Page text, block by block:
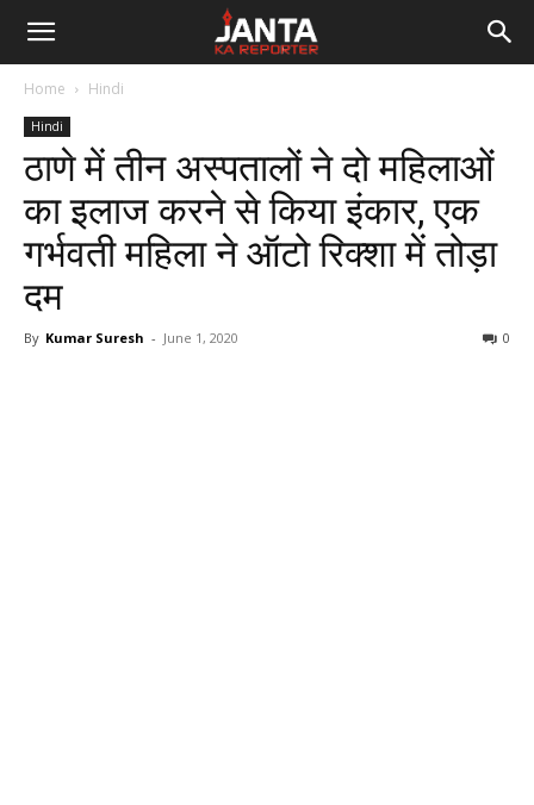
Janta
Reporter
Home Hindi
Hindi
ठाणे में तीन अस्पतालों ने दो महिलाओं
का इलाज करने से किया इंकार, एक
गर्भवती महिला ने ऑटो रिक्शा में तोड़ा
दम
By Kumar Suresh - June 1, 2020 0